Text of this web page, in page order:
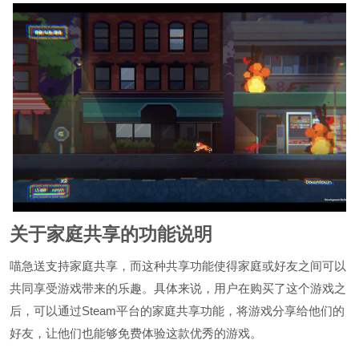
关于家庭共享的功能说明
喵急送支持家庭共享，而这种共享功能使得家庭或好友之间可以
共同享受游戏带来的乐趣。具体来说，用户在购买了这个游戏之
后，可以通过Steam平台的家庭共享功能，将游戏分享给他们的
好友，让他们也能够免费体验这款优秀的游戏。